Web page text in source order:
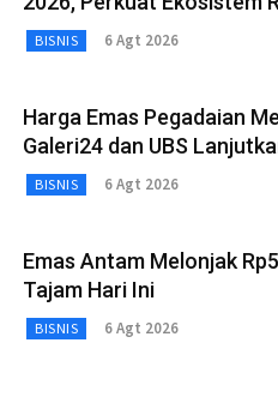
BISNIS 6 Agt 2026
Harga Emas Pegadaian
Galeri24 dan UBS
BISNIS 6 Agt 2026
Emas Antam Melonjak
Tajam Hari Ini
BISNIS 6 Agt 2026